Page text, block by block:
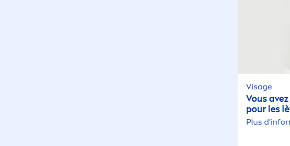
Visage
Vous
pour les
Plus